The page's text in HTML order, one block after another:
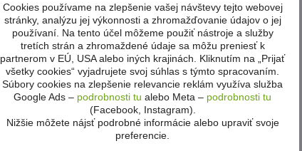
Cookies používame na zlepšenie vašej návštevy tejto webovej
stránky, analýzu jej výkonnosti a zhromažďovanie údajov o jej
používaní. Na tento účel môžeme použiť nástroje a služby
tretích strán a zhromaždené údaje sa môžu preniesť k
partnerom v EÚ, USA alebo iných krajinách. Kliknutím na „Prijať
všetky cookies“ vyjadrujete svoj súhlas s týmto spracovaním.
Súbory cookies na zlepšenie relevancie reklám využíva služba
Google Ads – podrobnosti tu alebo Meta – podrobnosti tu
(Facebook, Instagram).
Nižšie môžete nájsť podrobné informácie alebo upraviť svoje
preferencie.